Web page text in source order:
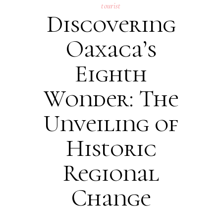
tourist
Discovering
Oaxaca’s
Eighth
Wonder: The
Unveiling of
Historic
Regional
Change